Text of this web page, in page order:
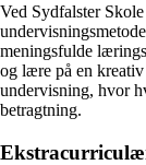
Ved Sydfalster
meningsfulde
og lære på en
undervisning, hvor
betragtning.